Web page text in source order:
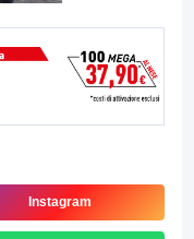
Instagram